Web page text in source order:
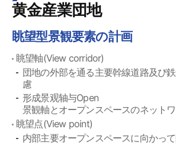
黄金産業団地
眺望型景観要素の計画
眺望軸(View corridor)
団地の外部を通る主要幹線道路及び
慮
形成景观轴与Open
景観軸とオープンスペースのネット
眺望点(View point)
内部主要オープンスペースに向かっ